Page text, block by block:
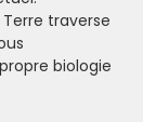
traverse
biologie